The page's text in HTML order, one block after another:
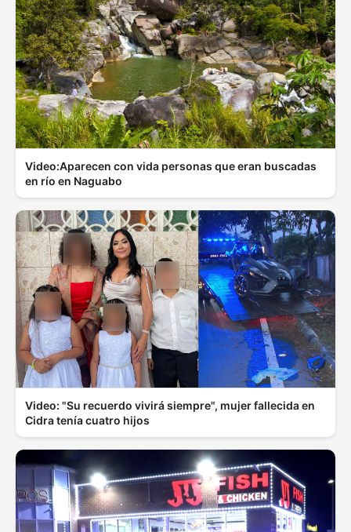
Video:Aparecen con vida personas que eran buscadas
en río en Naguabo
Video: "Su recuerdo vivirá siempre", mujer fallecida en
Cidra tenía cuatro hijos